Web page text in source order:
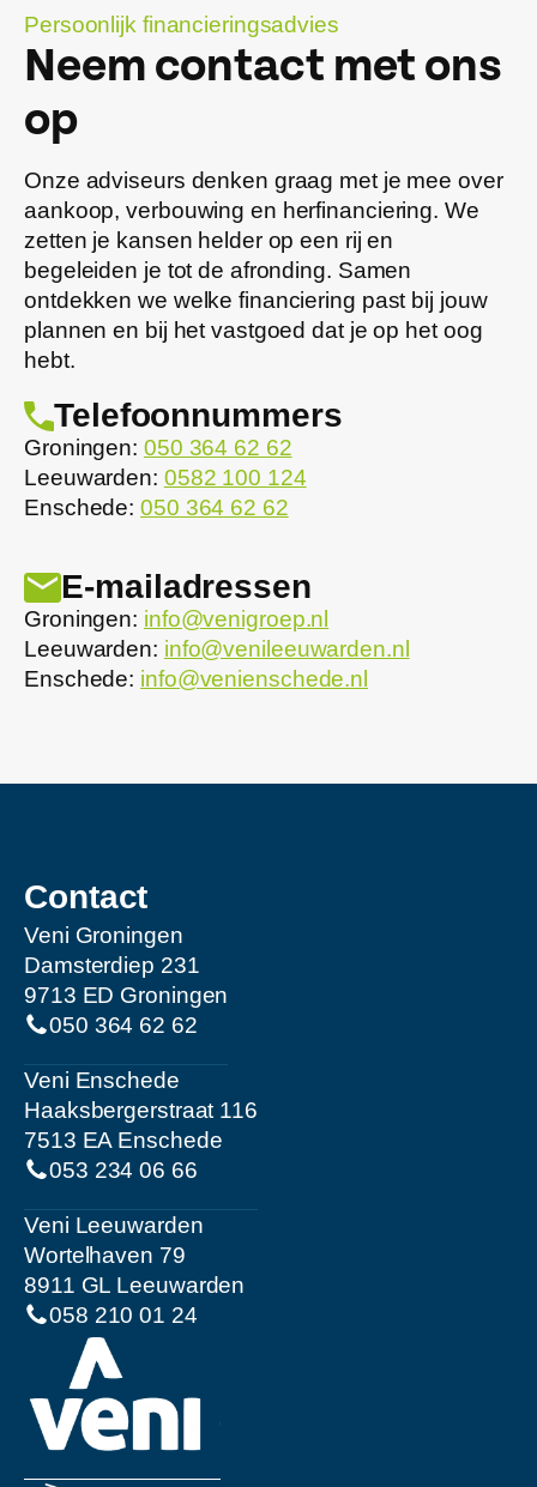
Persoonlijk financieringsadvies
Neem contact met ons
op
Onze adviseurs denken graag met je mee over
aankoop, verbouwing en herfinanciering. We
zetten je kansen helder op een rij en
begeleiden je tot de afronding. Samen
ontdekken we welke financiering past bij jouw
plannen en bij het vastgoed dat je op het oog
hebt.
Telefoonnummers
Groningen: 050 364 62 62
Leeuwarden: 0582 100 124
Enschede:050 364 62 62
E-mailadressen
Groningen: info@venigroep.nl
Leeuwarden: info@venileeuwarden.nl
Enschede: info@venienschede.nl
Contact
Veni Groningen
Damsterdiep 231
9713 ED Groningen
050 364 62 62
Veni Enschede
Haaksbergerstraat 116
7513 EA Enschede
053 234 06 66
Veni Leeuwarden
Wortelhaven 79
8911 GL Leeuwarden
058 210 01 24